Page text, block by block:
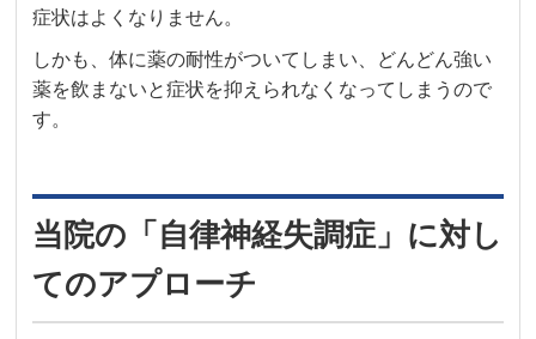
症状はよくなりません。
しかも、体に薬の耐性がついてしまい、どんどん強い
薬を飲まないと症状を抑えられなくなってしまうので
す。
当院の「自律神経失調症」に対し
てのアプローチ